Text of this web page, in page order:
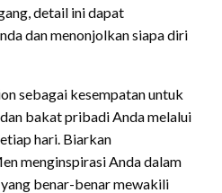
detail ini dapat
dan menonjolkan siapa diri
sebagai kesempatan untuk
bakat pribadi Anda melalui
hari. Biarkan
menginspirasi Anda dalam
benar-benar mewakili